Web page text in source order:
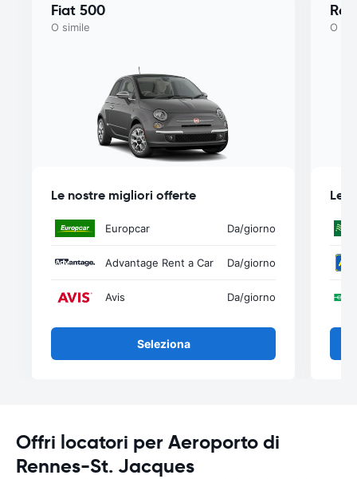
Fiat 500
O simile
Le nostre migliori offerte
Europcar Da/giorno
Advantage Rent a Car Da/giorno
Avis Da/giorno
Seleziona
O
Le
Offri locatori per Aeroporto di
Rennes-St. Jacques